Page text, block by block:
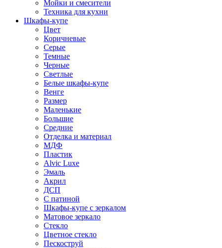
Мойки и смесители
Техника для кухни
Шкафы-купе
Цвет
Коричневые
Серые
Темные
Черные
Светлые
Белые шкафы-купе
Венге
Размер
Маленькие
Большие
Средние
Отделка и материал
МДФ
Пластик
Alvic Luxe
Эмаль
Акрил
ДСП
С патиной
Шкафы-купе с зеркалом
Матовое зеркало
Стекло
Цветное стекло
Пескоструй